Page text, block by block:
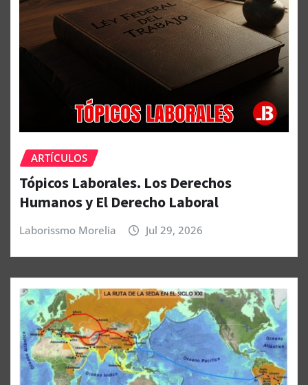
ARTÍCULOS
Tópicos Laborales. Los Derechos
Humanos y El Derecho Laboral
Laborissmo Morelia Jul 29, 2026